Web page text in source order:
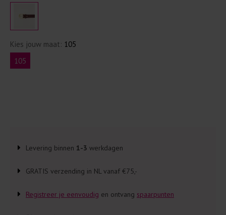
Kies jouw maat: 105
105
Levering binnen 1-3 werkdagen
GRATIS verzending in NL vanaf €75,-
Registreer je eenvoudig en ontvang spaarpunten